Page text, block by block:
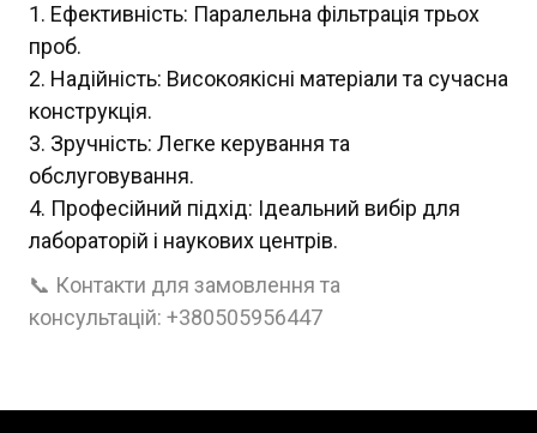
Ефективність: Паралельна фільтрація трьох
проб.
Надійність: Високоякісні матеріали та сучасна
конструкція.
Зручність: Легке керування та
обслуговування.
Професійний підхід: Ідеальний вибір для
лабораторій і наукових центрів.
📞 Контакти для замовлення та
консультацій: +380505956447